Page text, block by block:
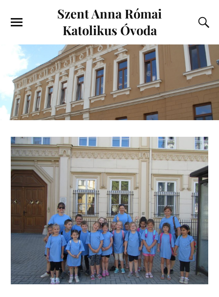
Szent Anna Római
Katolikus Óvoda